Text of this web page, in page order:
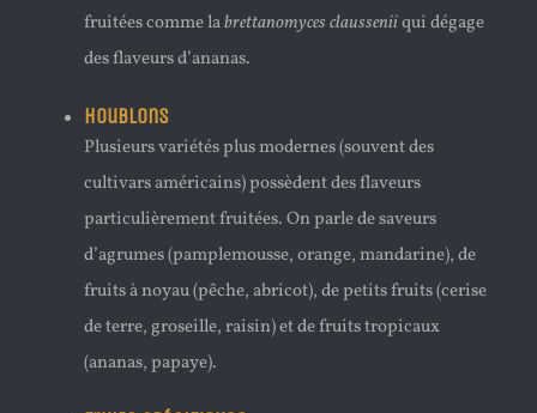
fruitées comme labrettanomyces clausseniiqui dégage
des flaveurs d’ananas.
Houblons
Plusieurs variétés plus modernes (souvent des
cultivars américains) possèdent des flaveurs
particulièrement fruitées. On parle de saveurs
d’agrumes (pamplemousse, orange, mandarine), de
fruits à noyau (pêche, abricot), de petits fruits (cerise
de terre, groseille, raisin) et de fruits tropicaux
(ananas, papaye).